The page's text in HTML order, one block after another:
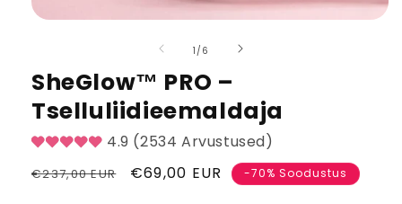
1 /kohta
6
SheGlow™ PRO –
Tselluliidieemaldaja
4.9 (2534 Arvustused)
Tavahind
€237,00 EUR Müügihind
€69,00 EUR -70% Soodustus